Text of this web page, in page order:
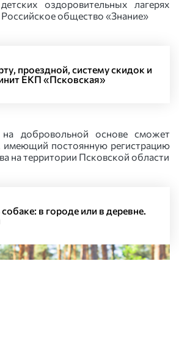
оздоровительных лагерях
общество «Знание»
проездной, систему скидок и
ЕКП «Псковская»
добровольной основе сможет
постоянную регистрацию
на территории Псковской области
в городе или в деревне.